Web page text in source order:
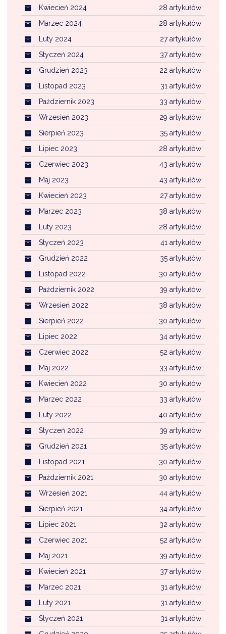
28 artykułów
Kwiecień 2024
28 artykułów
Marzec 2024
27 artykułów
Luty 2024
37 artykułów
Styczeń 2024
22 artykułów
Grudzień 2023
31 artykułów
Listopad 2023
33 artykułów
Październik 2023
29 artykułów
Wrzesień 2023
35 artykułów
Sierpień 2023
28 artykułów
Lipiec 2023
43 artykułów
Czerwiec 2023
43 artykułów
Maj 2023
27 artykułów
Kwiecień 2023
38 artykułów
Marzec 2023
28 artykułów
Luty 2023
41 artykułów
Styczeń 2023
35 artykułów
Grudzień 2022
30 artykułów
Listopad 2022
39 artykułów
Październik 2022
38 artykułów
Wrzesień 2022
30 artykułów
Sierpień 2022
34 artykułów
Lipiec 2022
52 artykułów
Czerwiec 2022
33 artykułów
Maj 2022
30 artykułów
Kwiecień 2022
33 artykułów
Marzec 2022
40 artykułów
Luty 2022
39 artykułów
Styczeń 2022
35 artykułów
Grudzień 2021
30 artykułów
Listopad 2021
30 artykułów
Październik 2021
44 artykułów
Wrzesień 2021
34 artykułów
Sierpień 2021
32 artykułów
Lipiec 2021
52 artykułów
Czerwiec 2021
39 artykułów
Maj 2021
37 artykułów
Kwiecień 2021
31 artykułów
Marzec 2021
31 artykułów
Luty 2021
31 artykułów
Styczeń 2021